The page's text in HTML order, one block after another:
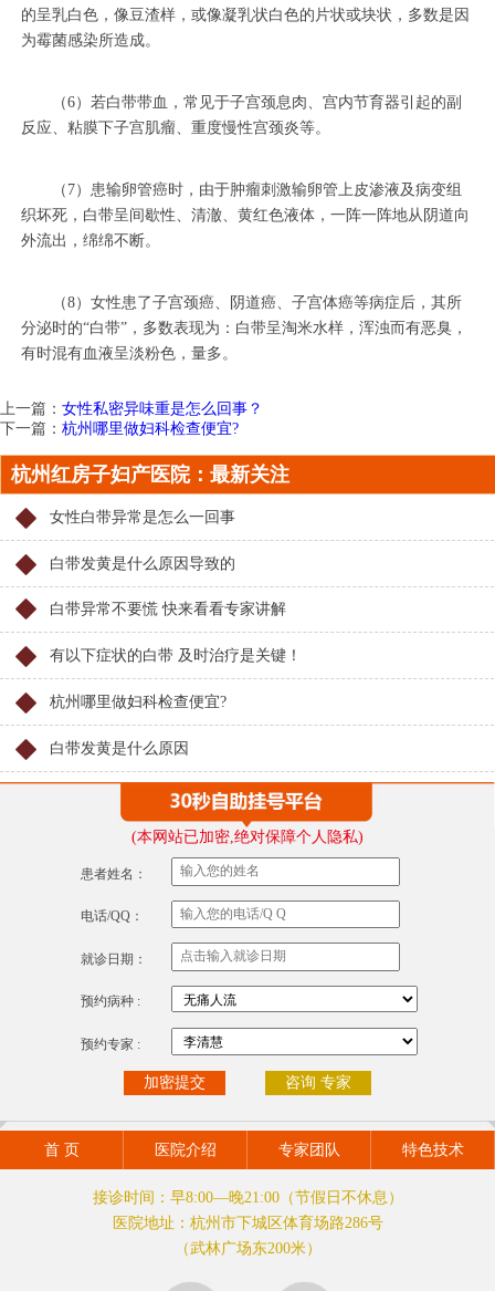
的呈乳白色，像豆渣样，或像凝乳状白色的片状或块状，多数是因
为霉菌感染所造成。
（6）若白带带血，常见于子宫颈息肉、宫内节育器引起的副
反应、粘膜下子宫肌瘤、重度慢性宫颈炎等。
（7）患输卵管癌时，由于肿瘤刺激输卵管上皮渗液及病变组
织坏死，白带呈间歇性、清澈、黄红色液体，一阵一阵地从阴道向
外流出，绵绵不断。
（8）女性患了子宫颈癌、阴道癌、子宫体癌等病症后，其所
分泌时的“白带”，多数表现为：白带呈淘米水样，浑浊而有恶臭，
有时混有血液呈淡粉色，量多。
上一篇： 女性私密异味重是怎么回事？
下一篇： 杭州哪里做妇科检查便宜?
杭州红房子妇产医院：最新关注
女性白带异常是怎么一回事
白带发黄是什么原因导致的
白带异常不要慌 快来看看专家讲解
有以下症状的白带 及时治疗是关键！
杭州哪里做妇科检查便宜?
白带发黄是什么原因
(本网站已加密,绝对保障个人隐私)
患者姓名：
电话/QQ：
就诊日期：
预约病种 :
预约专家 :
咨询 专家
首 页 医院介绍 专家团队 特色技术
接诊时间：早8:00—晚21:00（节假日不休息）
医院地址：杭州市下城区体育场路286号
（武林广场东200米）